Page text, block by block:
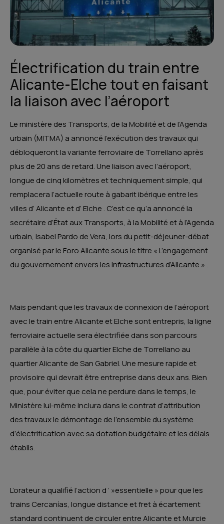
Électrification du train entre
Alicante-Elche tout en faisant
la liaison avec l’aéroport
Le ministère des Transports, de la Mobilité et de l’Agenda
urbain (MITMA) a annoncé l’exécution des travaux qui
débloqueront la variante ferroviaire de Torrellano après
plus de 20 ans de retard. Une liaison avec l’aéroport,
longue de cinq kilomètres et techniquement simple, qui
remplacera l’actuelle route à gabarit ibérique entre les
villes d’ Alicante et d’ Elche . C’est ce qu’a annoncé la
secrétaire d’État aux Transports, à la Mobilité et à l’Agenda
urbain, Isabel Pardo de Vera, lors du petit-déjeuner-débat
organisé par le Foro Alicante sous le titre « L’engagement
du gouvernement envers les infrastructures d’Alicante » .
Mais pendant que les travaux de connexion de l’aéroport
avec le train entre Alicante et Elche sont entrepris, la ligne
ferroviaire actuelle sera électrifiée dans son parcours
parallèle à la côte du quartier Elche de Torrellano au
quartier Alicante de San Gabriel. Une mesure rapide et
provisoire qui devrait être entreprise dans deux ans. Bien
que, pour éviter que cela ne perdure dans le temps, le
Ministère lui-même inclura dans le contrat d’attribution
des travaux le démontage de l’ensemble du système
d’électrification avec sa dotation budgétaire et les délais
établis.
L’orateur a qualifié l’action d ‘ »essentielle » pour que les
trains Cercanías, longue distance et fret à écartement
standard continuent de circuler entre Alicante et Murcie